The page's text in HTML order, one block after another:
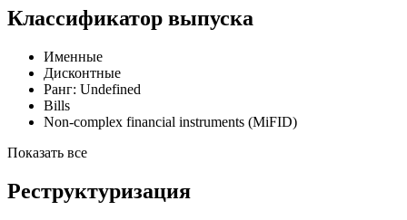
Ratings
Классификатор выпуска
Именные
Ранг: Undefined